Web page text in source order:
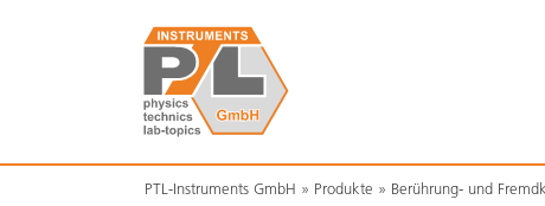
PTL-Instruments GmbH Produkte Berührung- und